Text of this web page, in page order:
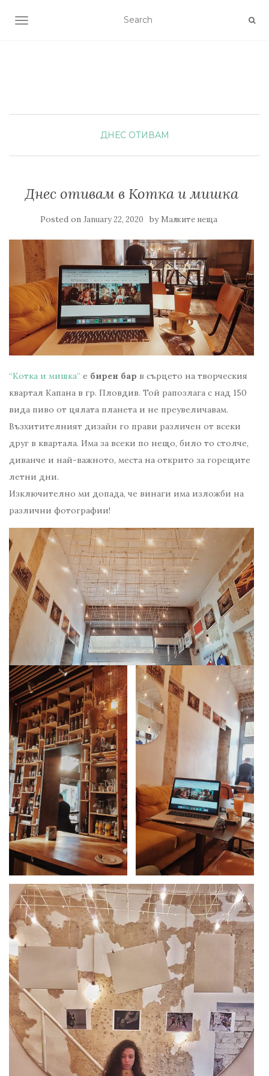
TOGGLE NAVIGATION
ДНЕС ОТИВАМ
Днес отивам в Котка и мишка
Posted on January 22, 2020 by Малките неща
“Котка и мишка” е бирен бар в сърцето на творческия
квартал Капана в гр. Пловдив. Той рапозлага с над 150
вида пиво от цялата планета и не преувеличавам.
Възхитителният дизайн го прави различен от всеки
друг в квартала. Има за всеки по нещо, било то столче,
диванче и най-важното, места на открито за горещите
летни дни.
Изключително ми допада, че винаги има изложби на
различни фотографии!